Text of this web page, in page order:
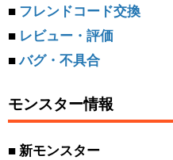
■ フレンドコード交換
■ レビュー・評価
■バグ・不具合
モンスター情報
■ 新モンスター